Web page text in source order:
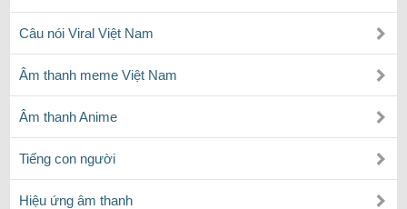
Câu nói Viral Việt Nam
Âm thanh meme Việt Nam
Âm thanh Anime
Tiếng con người
Hiệu ứng âm thanh